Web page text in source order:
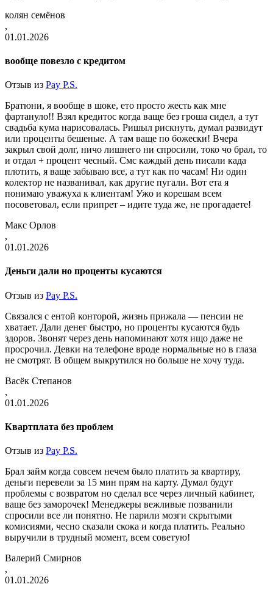
колян семёнов
,
01.01.2026
вообще повезло с кредитом
Отзыв из Pay P.S.
Братюни, я вообще в шоке, ето просто жесть как мне
фартануло!! Взял кредитос когда ваще без гроша сидел, а тут
свадьба кума нарисовалась. Ришыл рискнуть, думал развидут
или проценты бешеные. А там ваще по божески! Вчера
закрыл свой долг, ничо лишнего ни спросили, токо чо брал, то
и отдал + процент чесный. Смс каждый день писали када
плотить, я ваще забываю все, а тут как по часам! Ни один
колектор не названивал, как другие пугали. Вот ета я
понимаю уважуха к клиентам! Ужо и корешам всем
посоветовал, если припрет – идите туда же, не прогадаете!
Макс Орлов
,
01.01.2026
Деньги дали но проценты кусаются
Отзыв из Pay P.S.
Связался с ентой конторой, жизнь прижала — пенсии не
хватает. Дали денег быстро, но проценты кусаются будь
здоров. Звонят через день напоминают хотя ищо даже не
просрочил. Девки на телефоне вроде нормальные но в глаза
не смотрят. В общем выкрутился но больше не хочу туда.
Васёк Степанов
,
01.01.2026
Квартплата без проблем
Отзыв из Pay P.S.
Брал займ когда совсем нечем было платить за квартиру,
деньги перевели за 15 мин прям на карту. Думал будут
проблемы с возвратом но сделал все через личный кабинет,
ваще без заморочек! Менеджеры вежливые позванили
спросили все ли понятно. Не парили мозги скрытыми
комисиями, чесно сказали скока и когда платить. Реально
выручили в трудный момент, всем советую!
Валерий Смирнов
,
01.01.2026